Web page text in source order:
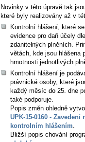
Novinky v této úpravě tak
které byly realizovány až v
Kontrolní hlášení, které
evidence pro daň účely
zdanitelných plněních.
větách, kde jsou hlášena
hmotnosti jednotlivých
Kontrolní hlášení je
právnické osoby, které
každý měsíc do 25. dne
také podporuje.
Popis změn ohledně
UPK-15-0160 -
kontrolním hlášením
Bližší popis chování